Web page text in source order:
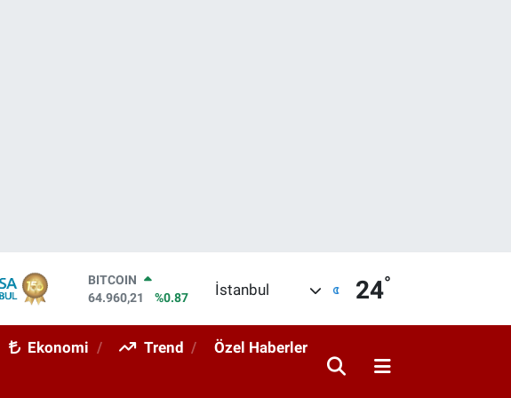
DOLAR
47,7436
%0.18
STERLİN
İstanbul 24°
Ekonomi Trend Özel Haberler